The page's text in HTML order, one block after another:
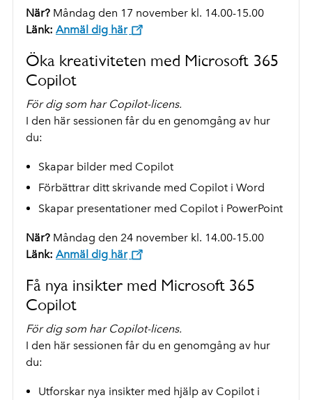
När? Måndag den 17 november kl. 14.00-15.00
Länk: Anmäl dig här
Öka kreativiteten med Microsoft 365
Copilot
För dig som har Copilot-licens.
I den här sessionen får du en genomgång av hur
du:
Skapar bilder med Copilot
Förbättrar ditt skrivande med Copilot i Word
Skapar presentationer med Copilot i PowerPoint
När? Måndag den 24 november kl. 14.00-15.00
Länk: Anmäl dig här
Få nya insikter med Microsoft 365
Copilot
För dig som har Copilot-licens.
I den här sessionen får du en genomgång av hur
du:
Utforskar nya insikter med hjälp av Copilot i